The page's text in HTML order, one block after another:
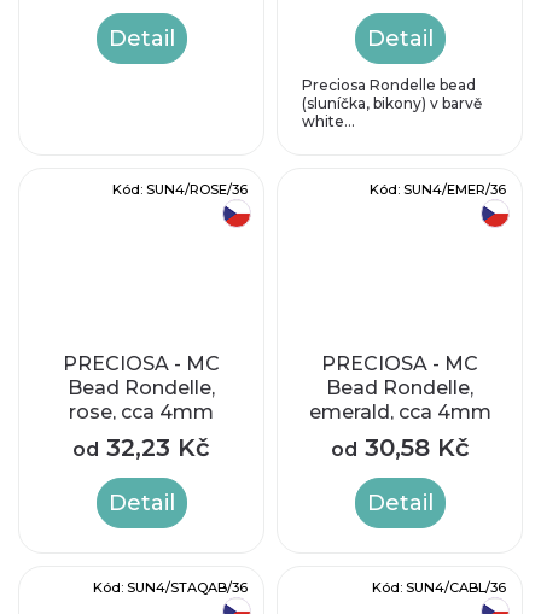
Detail Detail
Preciosa Rondelle bead
(sluníčka, bikony) v barvě
white...
PRECIOSA - MC
Bead Rondelle,
rose, cca 4mm
od 32,23 Kč
Detail
Kód: SUN4/ROSE/36
PRECIOSA - MC
Bead Rondelle,
emerald, cca 4mm
od 30,58 Kč
Detail
Kód: SUN4/EMER/36
Kód: SUN4/STAQAB/36 Kód: SUN4/CABL/36